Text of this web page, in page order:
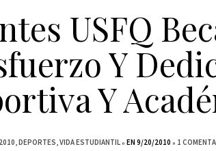
USFQ
Y
Y
2010 DEPORTES VIDA ESTUDIANTIL EN 9/20/2010 1